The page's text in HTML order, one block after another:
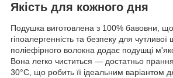
Якість для кожного дня
Подушка виготовлена з 100% бавовни, що
гіпоалергенність та безпеку для
поліефірного волокна додає подушці
Вона легко чиститься — достатньо
30°C, що робить її ідеальним варіантом